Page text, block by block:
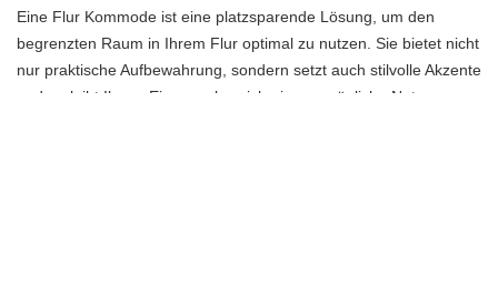
Eine Flur Kommode ist eine platzsparende Lösung, um den
begrenzten Raum in Ihrem Flur optimal zu nutzen. Sie bietet nicht
nur praktische Aufbewahrung, sondern setzt auch stilvolle Akzente
und verleiht Ihrem Eingangsbereich eine persönliche Note.